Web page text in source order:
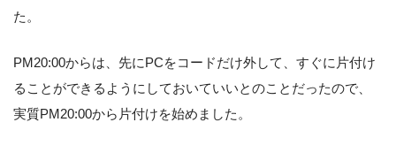
た。
PM20:00からは、先にPCをコードだけ外して、すぐに片付け
ることができるようにしておいていいとのことだったので、
実質PM20:00から片付けを始めました。